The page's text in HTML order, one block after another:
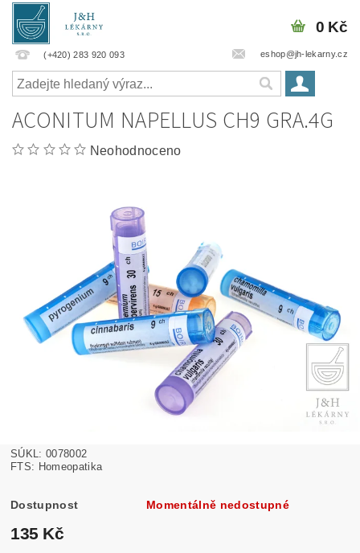
(+420) 283 920 093 eshop@jh-lekarny.cz
0 Kč
ACONITUM NAPELLUS CH9 GRA.4G
Neohodnoceno
SÚKL: 0078002
FTS: Homeopatika
Dostupnost Momentálně nedostupné
135 Kč